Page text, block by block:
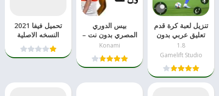
تنزيل لعبة كرة قدم
تعليق عربي بدون
نت​ apk1.8
Gamelift Studio
بيس الدوري
المصري بدون نت –
تنزيل مباشر
Konami
تحميل فيفا 2021
النسخه الاصلية
لجميع هواتف
الاندرويد